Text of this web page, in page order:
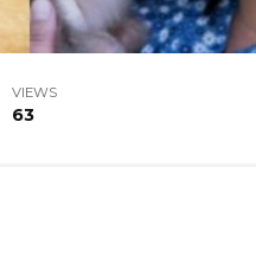
VIEWS
63